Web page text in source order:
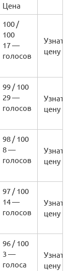
Цена
100 /
100
17 —
голосов
Узнать
цену
99 / 100
29 —
голосов
Узнать
цену
98 / 100
8 —
голосов
Узнать
цену
97 / 100
14 —
голосов
Узнать
цену
96 / 100
3 —
голоса
Узнать
цену